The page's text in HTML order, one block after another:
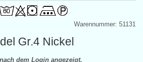
Warennummer: 51131
Gr.4 Nickel
dem Login angezeigt.